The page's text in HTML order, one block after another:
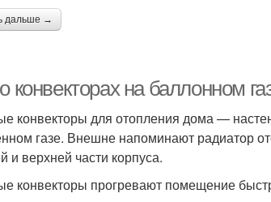
дальше →
конвекторах на баллонном
конвекторы для отопления дома —
газе. Внешне напоминают радиатор
и верхней части корпуса.
конвекторы прогревают помещение